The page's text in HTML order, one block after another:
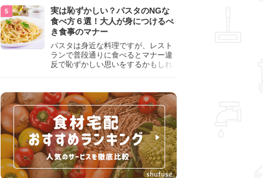
真は個人情報が詰まっているので、
ただ丸めただけの状態で捨ててしま
うのは危険です。写真にすべきでは
ない捨て方をまとめているので、ぜ
ひチェックしておきましょう。
実は恥ずかしい？パスタのNGな
食べ方６選！大人が身につけるべ
き食事のマナー
パスタは身近な料理ですが、レスト
ランで普段通りに食べるとマナー違
反で恥ずかしい思いをするかもしれ
して、正しい食べ方を確認しましょ
う。大人の嗜みとして知っておきた
い新常識を解説します。